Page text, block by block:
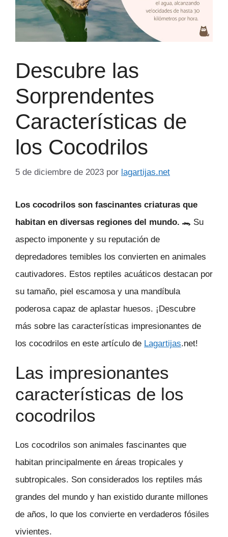
Descubre las
Sorprendentes
Características de
los Cocodrilos
5 de diciembre de 2023 por lagartijas.net
Los cocodrilos son fascinantes criaturas que
habitan en diversas regiones del mundo. 🐊 Su
aspecto imponente y su reputación de
depredadores temibles los convierten en animales
cautivadores. Estos reptiles acuáticos destacan por
su tamaño, piel escamosa y una mandíbula
poderosa capaz de aplastar huesos. ¡Descubre
más sobre las características impresionantes de
los cocodrilos en este artículo de Lagartijas.net!
Las impresionantes
características de los
cocodrilos
Los cocodrilos son animales fascinantes que
habitan principalmente en áreas tropicales y
subtropicales. Son considerados los reptiles más
grandes del mundo y han existido durante millones
de años, lo que los convierte en verdaderos fósiles
vivientes.